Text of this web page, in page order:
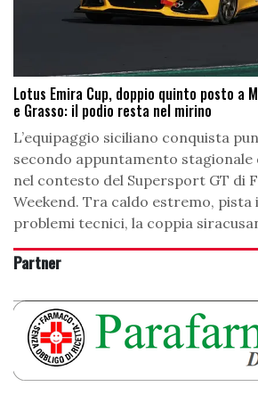
Lotus Emira Cup, doppio quinto posto a
e Grasso: il podio resta nel mirino
L’equipaggio siciliano conquista
secondo appuntamento stagionale
nel contesto del Supersport GT di
Weekend. Tra caldo estremo, pista
problemi tecnici, la coppia
Partner